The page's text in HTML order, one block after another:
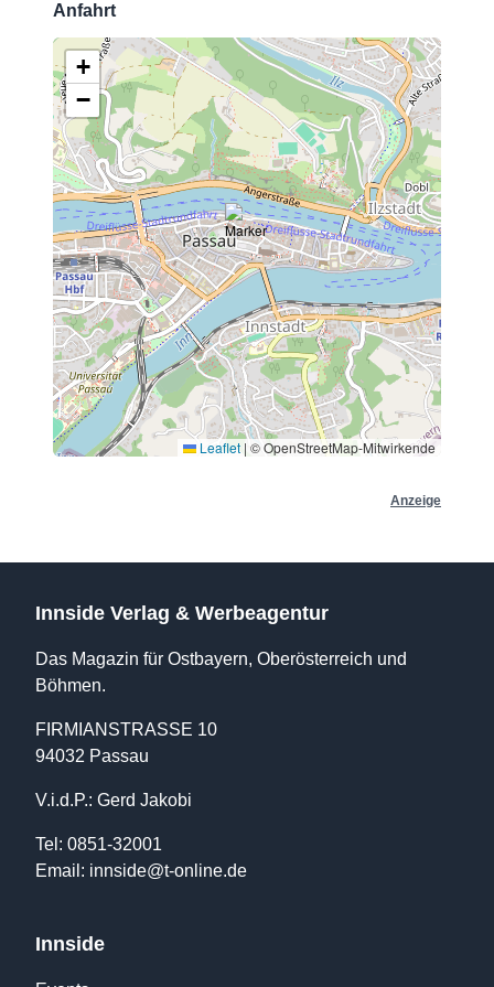
Anfahrt
+
−
Leaflet | © OpenStreetMap-Mitwirkende
Anzeige
Innside Verlag & Werbeagentur
Das Magazin für Ostbayern, Oberösterreich und
Böhmen.
FIRMIANSTRASSE 10
94032 Passau
V.i.d.P.: Gerd Jakobi
Tel: 0851-32001
Email: innside@t-online.de
Innside